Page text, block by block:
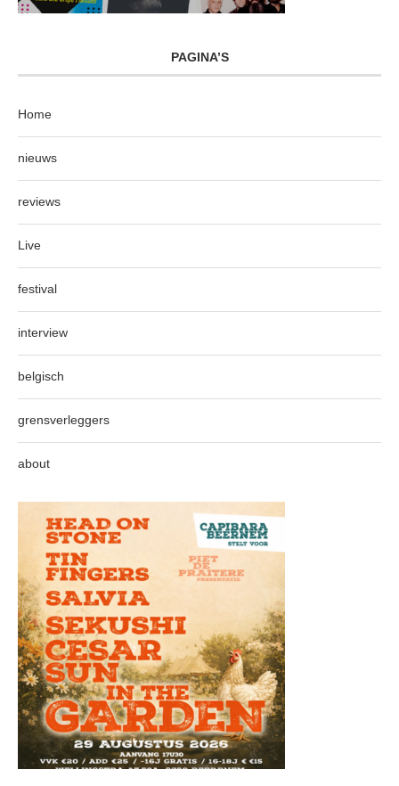
PAGINA’S
Home
nieuws
reviews
Live
festival
interview
belgisch
grensverleggers
about